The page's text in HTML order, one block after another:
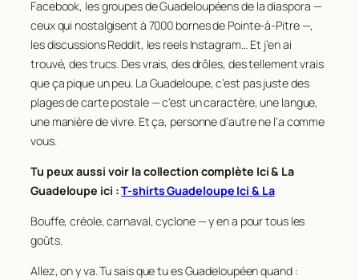
Facebook, les groupes de Guadeloupéens de la diaspora —
ceux qui nostalgisent à 7000 bornes de Pointe-à-Pitre —,
les discussions Reddit, les reels Instagram… Et j’en ai
trouvé, des trucs. Des vrais, des drôles, des tellement vrais
que ça pique un peu. La Guadeloupe, c’est pas juste des
plages de carte postale — c’est un caractère, une langue,
une manière de vivre. Et ça, personne d’autre ne l’a comme
vous.
Tu peux aussi voir la collection complète Ici & La
Guadeloupe ici :T-shirts Guadeloupe Ici & La
Bouffe, créole, carnaval, cyclone — y en a pour tous les
goûts.
Allez, on y va. Tu sais que tu es Guadeloupéen quand :